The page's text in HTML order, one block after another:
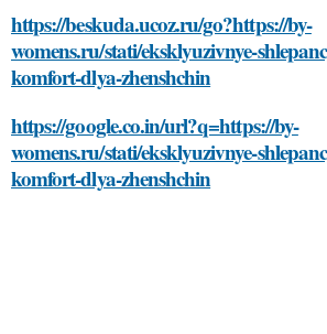
https://beskuda.ucoz.ru/go?https://by-
womens.ru/stati/eksklyuzivnye-
komfort-dlya-zhenshchin
https://google.co.in/url?q=https://by-
womens.ru/stati/eksklyuzivnye-
komfort-dlya-zhenshchin